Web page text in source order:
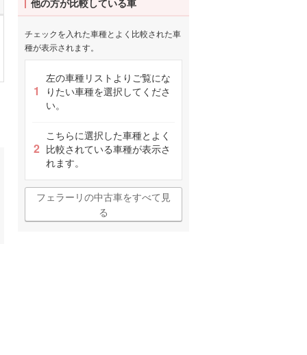
他の方が比較している車
チェックを入れた車種とよく比較された車
種が表示されます。
左の車種リストよりご覧にな
りたい車種を選択してくださ
い。
こちらに選択した車種とよく
比較されている車種が表示さ
れます。
フェラーリの中古車をすべて見
る